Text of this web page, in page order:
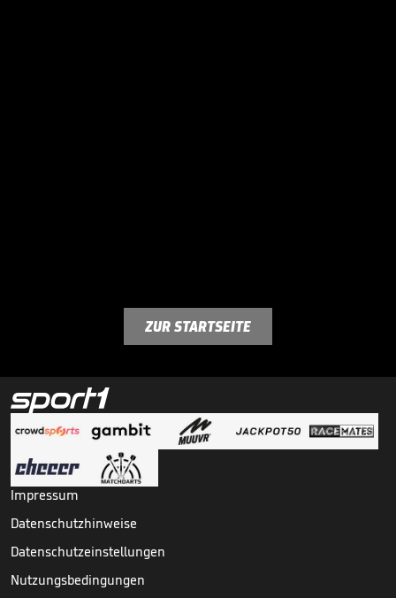
ZUR STARTSEITE
Impressum
Datenschutzhinweise
Datenschutzeinstellungen
Nutzungsbedingungen